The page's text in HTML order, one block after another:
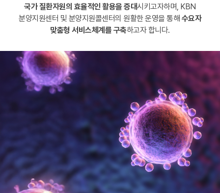
국가 질환자원의 효율적인 활용을 증대시키고자하며, KBN
분양지원센터 및 분양지원콜센터의 원활한 운영을 통해 수요자
맞춤형 서비스체계를 구축하고자 합니다.